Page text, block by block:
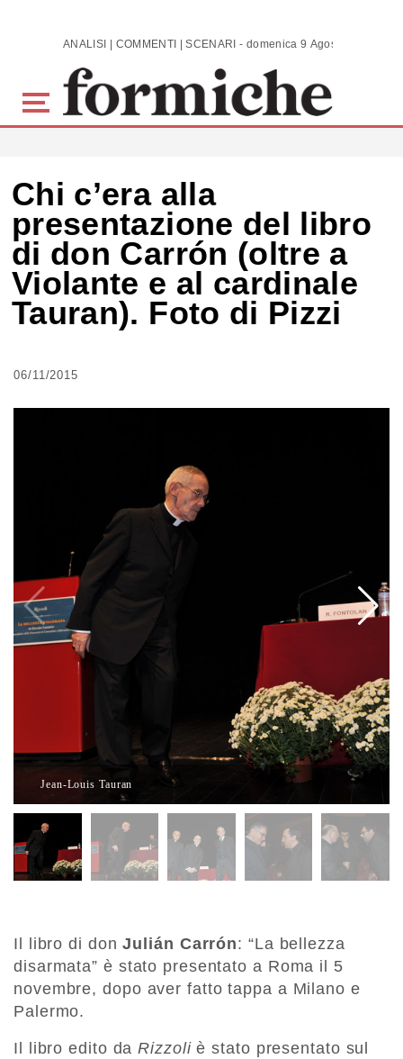
Skip to main content ANALISI | COMMENTI | SCENARI - domenica 9 Agosto 2026
Chi c’era alla
presentazione del libro
di don Carrón (oltre a
Violante e al cardinale
Tauran). Foto di Pizzi
06/11/2015
Jean-Louis Tauran
Il libro di don Julián Carrón: “La bellezza
disarmata” è stato presentato a Roma il 5
novembre, dopo aver fatto tappa a Milano e
Palermo.
Il libro edito daRizzoliè stato presentato sul